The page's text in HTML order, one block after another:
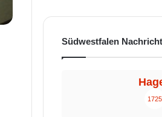
Südwestfalen
1725